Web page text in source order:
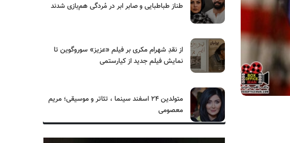
طناز طباطبایی و صابر ابر در مُردگی هم‌بازی شدند
از نقدِ شهرام مکری بر فیلم «عزیز» سوروگوین تا
نمایش فیلم جدید از کیارستمی
متولدین ۲۴ اسفند سینما ، تئاتر و موسیقی؛ مریم
معصومی